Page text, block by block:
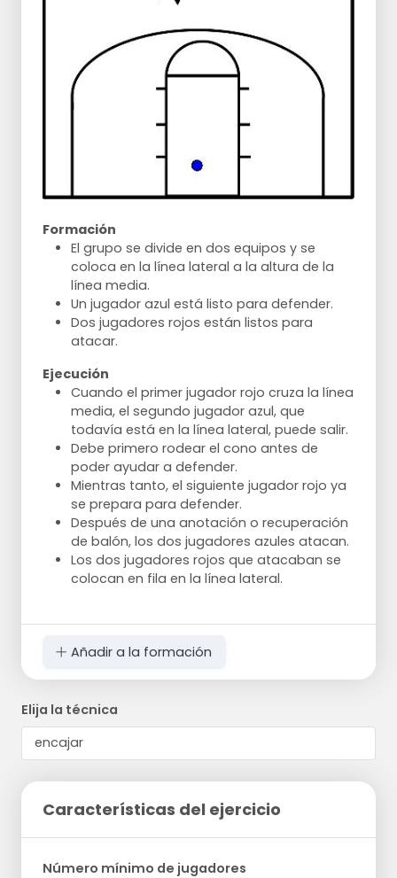
Formación
El grupo se divide en dos equipos y se
coloca en la línea lateral a la altura de la
línea media.
Un jugador azul está listo para defender.
Dos jugadores rojos están listos para
atacar.
Ejecución
Cuando el primer jugador rojo cruza la línea
media, el segundo jugador azul, que
todavía está en la línea lateral, puede salir.
Debe primero rodear el cono antes de
poder ayudar a defender.
Mientras tanto, el siguiente jugador rojo ya
se prepara para defender.
Después de una anotación o recuperación
de balón, los dos jugadores azules atacan.
Los dos jugadores rojos que atacaban se
colocan en fila en la línea lateral.
Añadir a la formación
Elija la técnica
Características del ejercicio
Número mínimo de jugadores